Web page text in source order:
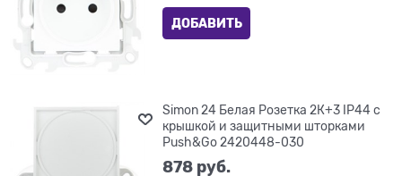
ДОБАВИТЬ
Simon 24 Белая Розетка 2К+3 IP44 с
крышкой и защитными шторками
Push&Go 2420448-030
878 руб.